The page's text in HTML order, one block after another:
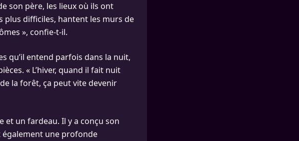
son père, les lieux où ils ont
plus difficiles, hantent les murs de
», confie-t-il.
qu’il entend parfois dans la nuit,
« L’hiver, quand il fait nuit
la forêt, ça peut vite devenir
et un fardeau. Il y a conçu son
également une profonde